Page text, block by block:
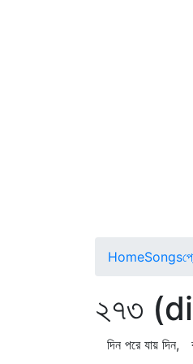
HomeSongs
২৭৩
দিন পরে যায় দিন,